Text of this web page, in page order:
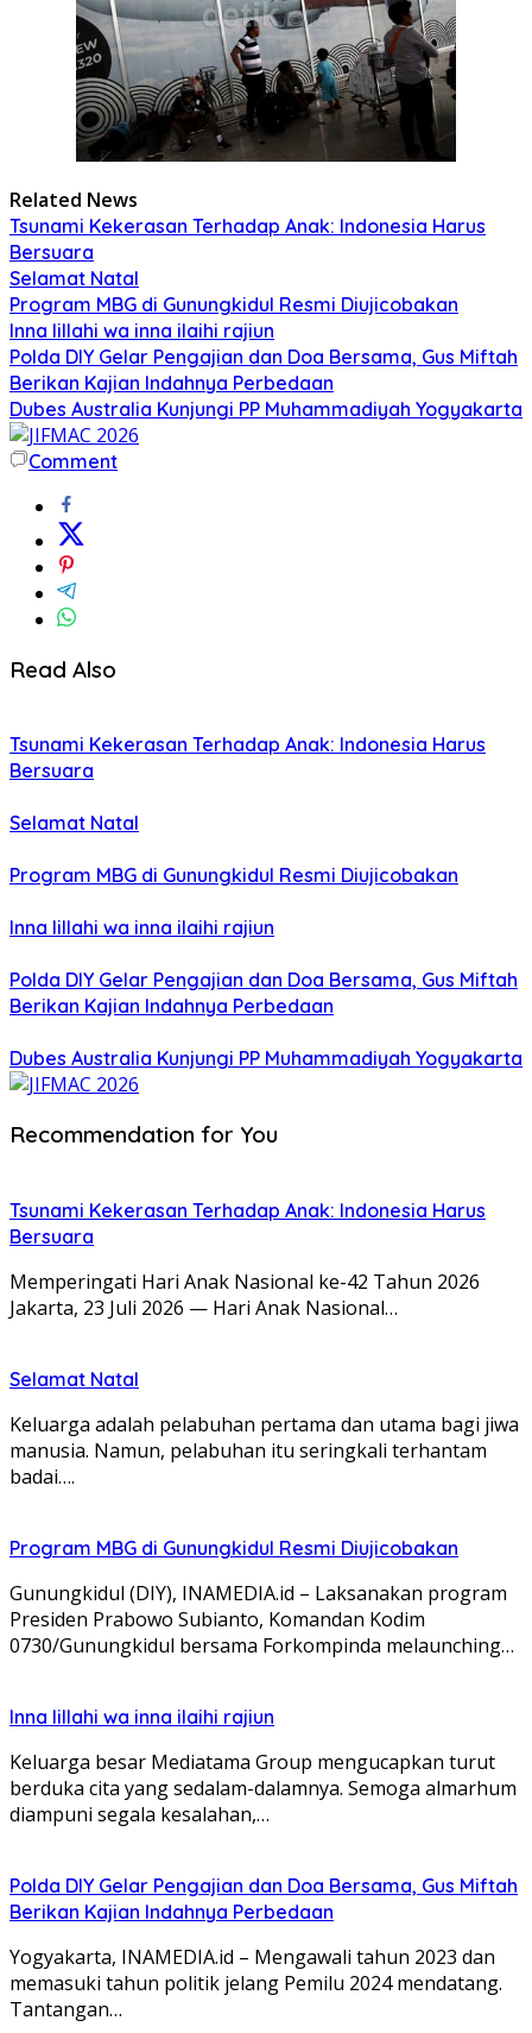
Related News
Tsunami Kekerasan Terhadap Anak: Indonesia Harus
Bersuara
Selamat Natal
Program MBG di Gunungkidul Resmi Diujicobakan
Inna lillahi wa inna ilaihi rajiun
Polda DIY Gelar Pengajian dan Doa Bersama, Gus Miftah
Berikan Kajian Indahnya Perbedaan
Dubes Australia Kunjungi PP Muhammadiyah Yogyakarta
Comment
Read Also
Tsunami Kekerasan Terhadap Anak: Indonesia Harus
Bersuara
Selamat Natal
Program MBG di Gunungkidul Resmi Diujicobakan
Inna lillahi wa inna ilaihi rajiun
Polda DIY Gelar Pengajian dan Doa Bersama, Gus Miftah
Berikan Kajian Indahnya Perbedaan
Dubes Australia Kunjungi PP Muhammadiyah Yogyakarta
Recommendation for You
Tsunami Kekerasan Terhadap Anak: Indonesia Harus
Bersuara
Memperingati Hari Anak Nasional ke-42 Tahun 2026
Jakarta, 23 Juli 2026 — Hari Anak Nasional…
Selamat Natal
Keluarga adalah pelabuhan pertama dan utama bagi jiwa
manusia. Namun, pelabuhan itu seringkali terhantam
badai….
Program MBG di Gunungkidul Resmi Diujicobakan
Gunungkidul (DIY), INAMEDIA.id – Laksanakan program
Presiden Prabowo Subianto, Komandan Kodim
0730/Gunungkidul bersama Forkompinda melaunching…
Inna lillahi wa inna ilaihi rajiun
Keluarga besar Mediatama Group mengucapkan turut
berduka cita yang sedalam-dalamnya. Semoga almarhum
diampuni segala kesalahan,…
Polda DIY Gelar Pengajian dan Doa Bersama, Gus Miftah
Berikan Kajian Indahnya Perbedaan
Yogyakarta, INAMEDIA.id – Mengawali tahun 2023 dan
memasuki tahun politik jelang Pemilu 2024 mendatang.
Tantangan…